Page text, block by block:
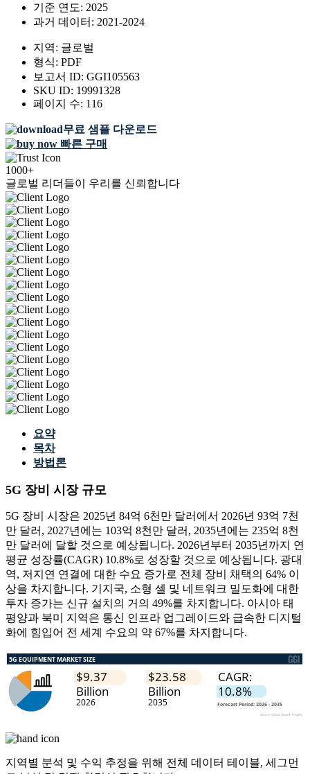
기준 연도: 2025
과거 데이터: 2021-2024
지역: 글로벌
형식: PDF
보고서 ID: GGI105563
SKU ID: 19991328
페이지 수: 116
무료 샘플 다운로드
빠른 구매
1000+
글로벌 리더들이 우리를 신뢰합니다
요약
목차
방법론
5G 장비 시장 규모
5G 장비 시장은 2025년 84억 6천만 달러에서 2026년 93억 7천
만 달러, 2027년에는 103억 8천만 달러, 2035년에는 235억 8천
만 달러에 달할 것으로 예상됩니다. 2026년부터 2035년까지 연
평균 성장률(CAGR) 10.8%로 성장할 것으로 예상됩니다. 광대
역, 저지연 연결에 대한 수요 증가로 전체 장비 채택의 64% 이
상을 차지합니다. 기지국, 소형 셀 및 네트워크 밀도화에 대한
투자 증가는 신규 설치의 거의 49%를 차지합니다. 아시아 태
평양과 북미 지역은 통신 인프라 업그레이드와 급속한 디지털
화에 힘입어 전 세계 수요의 약 67%를 차지합니다.
지역별 분석 및 수익 추정을 위해 전체 데이터 테이블, 세그먼